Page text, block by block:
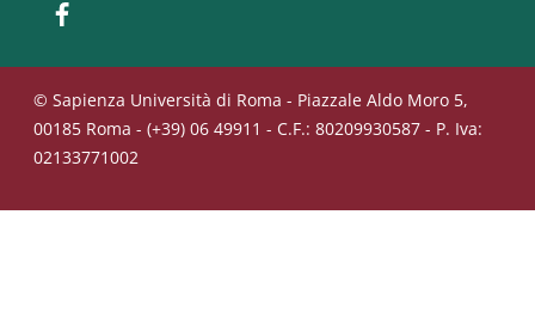
© Sapienza Università di Roma - Piazzale Aldo Moro 5,
00185 Roma - (+39) 06 49911 - C.F.: 80209930587 - P. Iva:
02133771002